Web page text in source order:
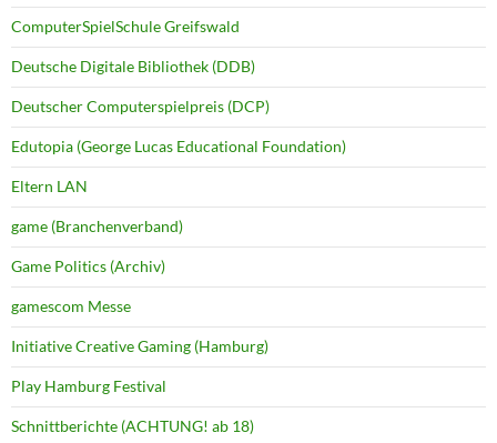
ComputerSpielSchule Greifswald
Deutsche Digitale Bibliothek (DDB)
Deutscher Computerspielpreis (DCP)
Edutopia (George Lucas Educational Foundation)
Eltern LAN
game (Branchenverband)
Game Politics (Archiv)
gamescom Messe
Initiative Creative Gaming (Hamburg)
Play Hamburg Festival
Schnittberichte (ACHTUNG! ab 18)